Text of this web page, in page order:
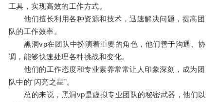
工具，实现高效的工作方式。
他们擅长利用各种资源和技术，迅速解决问题，提高团
队的工作效率。
黑洞vp在团队中扮演着重要的角色，他们善于沟通、协
调，能够快速处理各种挑战和变化。
他们的工作态度和专业素养常常让人印象深刻，成为团
队中的“闪亮之星”。
总的来说，黑洞vp是虚拟专业团队的秘密武器，他们以